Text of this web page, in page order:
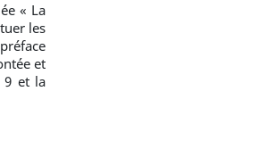
« La
les
et
9 et la